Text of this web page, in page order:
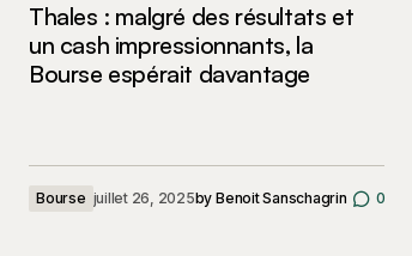
Thales : malgré des résultats et
un cash impressionnants, la
Bourse espérait davantage
Bourse juillet 26, 2025by Benoit Sanschagrin 0